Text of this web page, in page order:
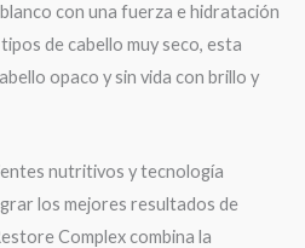
con una fuerza e hidratación
de cabello muy seco, esta
opaco y sin vida con brillo y
nutritivos y tecnología
los mejores resultados de
Complex combina la